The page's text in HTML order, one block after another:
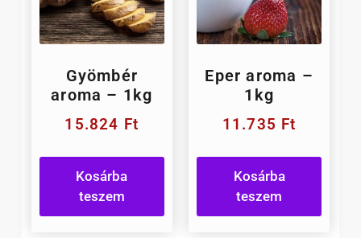
Gyömbér
aroma – 1kg
15.824 Ft
Kosárba
teszem
Eper aroma –
1kg
11.735 Ft
Kosárba
teszem